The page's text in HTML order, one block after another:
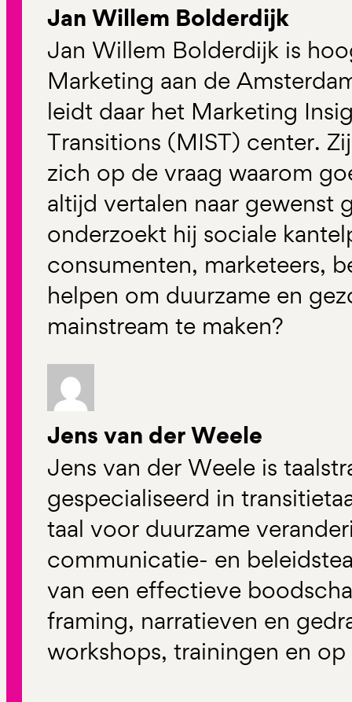
Jan Willem Bolderdijk
Jan Willem Bolderdijk is
Marketing aan de
leidt daar het Marketing
Transitions (MIST) center.
zich op de vraag waarom
altijd vertalen naar gewenst
onderzoekt hij sociale
consumenten, marketeers,
helpen om duurzame en
mainstream te maken?
Jens van der Weele
Jens van der Weele is
gespecialiseerd in
taal voor duurzame
communicatie- en
van een effectieve
framing, narratieven en
workshops, trainingen en